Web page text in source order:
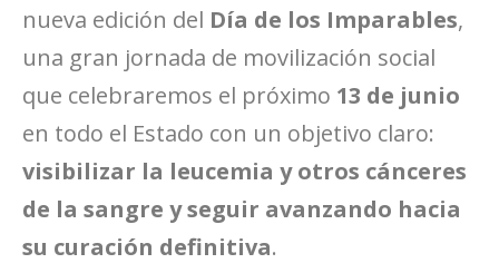
nueva edición del Día de los Imparables,
una gran jornada de movilización social
que celebraremos el próximo 13 de junio
en todo el Estado con un objetivo claro:
visibilizar la leucemia y otros cánceres
de la sangre y seguir avanzando hacia
su curación definitiva.